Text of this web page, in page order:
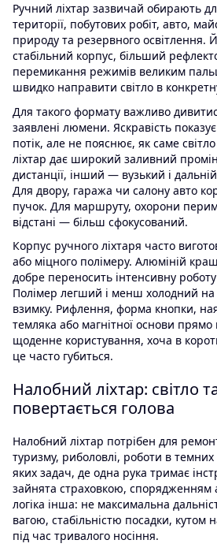
Ручний ліхтар зазвичай обирають
території, побутових робіт, авто,
природу та резервного освітлення.
стабільний корпус, більший
перемикання режимів великим
швидко направити світло в
Для такого формату важливо
заявлені люмени. Яскравість
потік, але не пояснює, як саме
ліхтар дає широкий заливний
дистанції, інший — вузький і
Для двору, гаража чи салону авто
пучок. Для маршруту, охорони
відстані — більш сфокусований.
Корпус ручного ліхтаря часто
або міцного полімеру. Алюміній
добре переносить інтенсивну
Полімер легший і менш холодний
взимку. Рифлення, форма кнопки,
темляка або магнітної основи
щоденне користування, хоча в
це часто губиться.
Налобний ліхтар: світло
повертається голова
Налобний ліхтар потрібен для
туризму, риболовлі, роботи в
яких задач, де одна рука тримає
зайнята страховкою,
логіка інша: не максимальна
вагою, стабільністю посадки, кутом
під час тривалого носіння.